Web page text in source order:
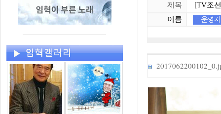
제목
[TV조선
이름